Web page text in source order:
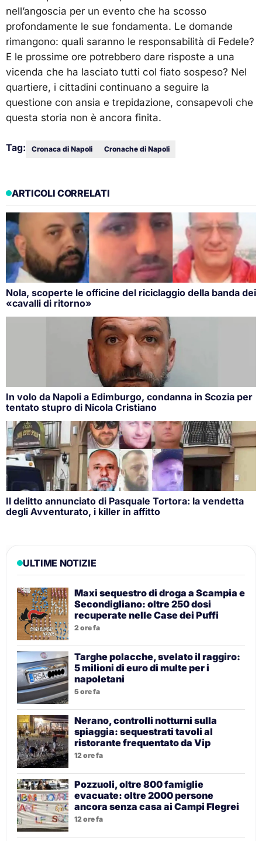
nell’angoscia per un evento che ha scosso
profondamente le sue fondamenta. Le domande
rimangono: quali saranno le responsabilità di Fedele?
E le prossime ore potrebbero dare risposte a una
vicenda che ha lasciato tutti col fiato sospeso? Nel
quartiere, i cittadini continuano a seguire la
questione con ansia e trepidazione, consapevoli che
questa storia non è ancora finita.
Tag: Cronaca di Napoli Cronache di Napoli
ARTICOLI CORRELATI
Nola, scoperte le officine del riciclaggio della banda dei
«cavalli di ritorno»
In volo da Napoli a Edimburgo, condanna in Scozia per
tentato stupro di Nicola Cristiano
Il delitto annunciato di Pasquale Tortora: la vendetta
degli Avventurato, i killer in affitto
ULTIME NOTIZIE
Maxi sequestro di droga a Scampia e
Secondigliano: oltre 250 dosi
recuperate nelle Case dei Puffi
2 ore fa
Targhe polacche, svelato il raggiro:
5 milioni di euro di multe per i
napoletani
5 ore fa
Nerano, controlli notturni sulla
spiaggia: sequestrati tavoli al
ristorante frequentato da Vip
12 ore fa
Pozzuoli, oltre 800 famiglie
evacuate: oltre 2000 persone
ancora senza casa ai Campi Flegrei
12 ore fa